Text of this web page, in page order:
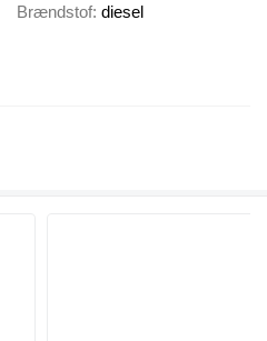
Brændstof diesel